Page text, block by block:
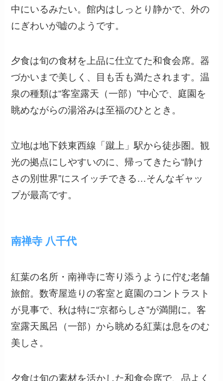
中にいるみたい。館内はしっとり静かで、外の
にぎわいが嘘のようです。
夕食は旬の食材を上品に仕立てた和食会席。器
づかいまで美しく、目も舌も満たされます。温
泉の種類は“客室露天（一部）”中心で、庭園を
眺めながらの湯浴みは至福のひととき。
立地は地下鉄東西線「蹴上」駅から徒歩圏。観
光の拠点にしやすいのに、帰ってきたら“静け
さの別世界”にスイッチできる…そんなギャッ
プが最高です。
南禅寺 八千代
紅葉の名所・南禅寺に寄り添うように佇む老舗
旅館。数寄屋造りの客室と庭園のコントラスト
が見事で、秋は特に“京都らしさ”が満開に。客
室露天風呂（一部）から眺める紅葉は息をのむ
美しさ。
夕食は旬の素材を活かした和食会席で、品よく